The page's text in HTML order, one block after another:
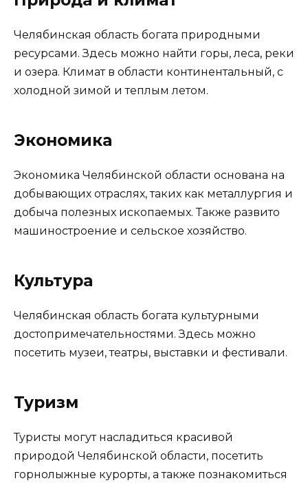
Челябинская область богата природными
ресурсами. Здесь можно найти горы, леса, реки
и озера. Климат в области континентальный, с
холодной зимой и теплым летом.
Экономика
Экономика Челябинской области основана на
добывающих отраслях, таких как металлургия и
добыча полезных ископаемых. Также развито
машиностроение и сельское хозяйство.
Культура
Челябинская область богата культурными
достопримечательностями. Здесь можно
посетить музеи, театры, выставки и фестивали.
Туризм
Туристы могут насладиться красивой
природой Челябинской области, посетить
горнолыжные курорты, а также познакомиться